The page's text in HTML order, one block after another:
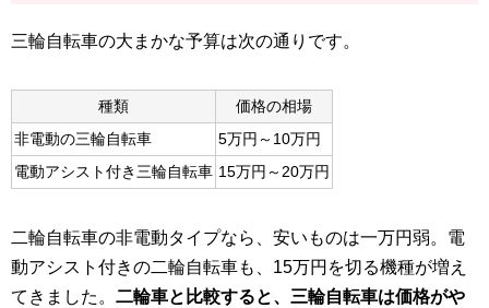
三輪自転車の大まかな予算は次の通りです。
種類
価格の相場
非電動の三輪自転車
5万円～10万円
電動アシスト付き三輪自転車 15万円～20万円
二輪自転車の非電動タイプなら、安いものは一万円弱。電
動アシスト付きの二輪自転車も、15万円を切る機種が増え
てきました。 二輪車と比較すると、三輪自転車は価格がや